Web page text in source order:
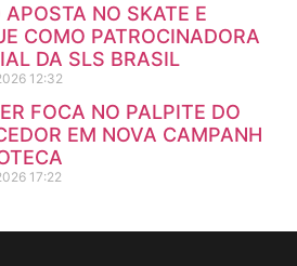
APOSTA NO SKATE E
COMO PATROCINADORA
DA SLS BRASIL
12:32
FOCA NO PALPITE DO
EM NOVA CAMPANHA
17:22